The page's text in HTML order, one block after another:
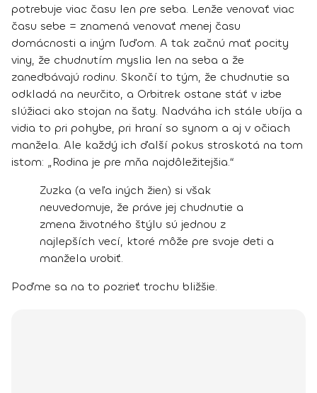
potrebuje viac času len pre seba. Lenže venovať viac
času sebe = znamená venovať menej času
domácnosti a iným ľuďom. A tak začnú mať pocity
viny, že chudnutím myslia len na seba a že
zanedbávajú rodinu. Skončí to tým, že chudnutie sa
odkladá na neurčito, a Orbitrek ostane stáť v izbe
slúžiaci ako stojan na šaty. Nadváha ich stále ubíja a
vidia to pri pohybe, pri hraní so synom a aj v očiach
manžela. Ale každý ich ďalší pokus stroskotá na tom
istom: „Rodina je pre mňa najdôležitejšia.“
Zuzka (a veľa iných žien) si však
neuvedomuje, že práve jej chudnutie a
zmena životného štýlu sú jednou z
najlepších vecí, ktoré môže pre svoje deti a
manžela urobiť.
Poďme sa na to pozrieť trochu bližšie.